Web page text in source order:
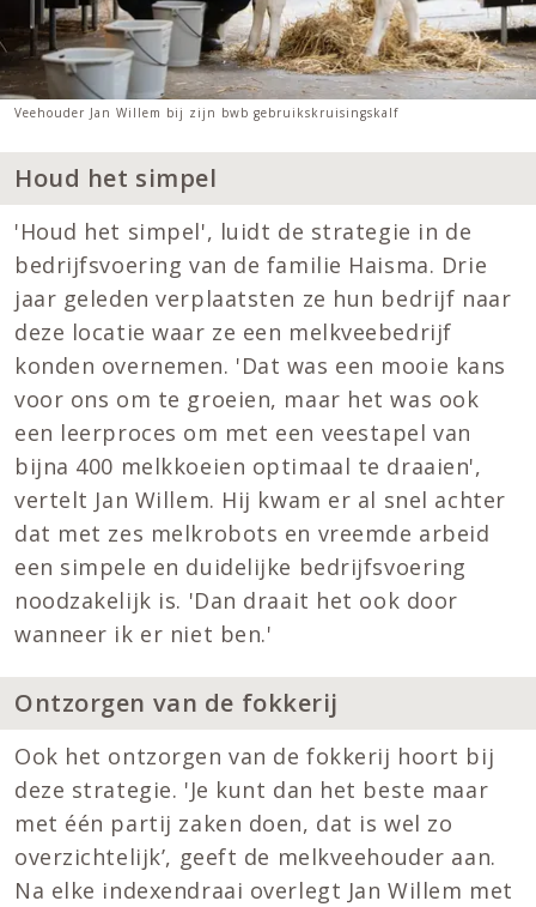
Veehouder Jan Willem bij zijn bwb gebruikskruisingskalf
Houd het simpel
'Houd het simpel', luidt de strategie in de
bedrijfsvoering van de familie Haisma. Drie
jaar geleden verplaatsten ze hun bedrijf naar
deze locatie waar ze een melkveebedrijf
konden overnemen. 'Dat was een mooie kans
voor ons om te groeien, maar het was ook
een leerproces om met een veestapel van
bijna 400 melkkoeien optimaal te draaien',
vertelt Jan Willem. Hij kwam er al snel achter
dat met zes melkrobots en vreemde arbeid
een simpele en duidelijke bedrijfsvoering
noodzakelijk is. 'Dan draait het ook door
wanneer ik er niet ben.'
Ontzorgen van de fokkerij
Ook het ontzorgen van de fokkerij hoort bij
deze strategie. 'Je kunt dan het beste maar
met één partij zaken doen, dat is wel zo
overzichtelijk’, geeft de melkveehouder aan.
Na elke indexendraai overlegt Jan Willem met